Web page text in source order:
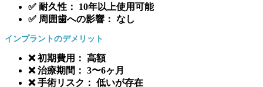
✅ 耐久性： 10年以上使用可能
✅ 周囲歯への影響： なし
インプラントのデメリット
❌ 初期費用： 高額
❌ 治療期間： 3〜6ヶ月
❌ 手術リスク： 低いが存在